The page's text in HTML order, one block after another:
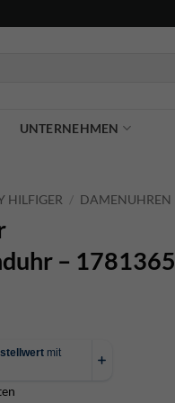
UNTERNEHMEN
HILFIGER / DAMENUHREN
– 1781365